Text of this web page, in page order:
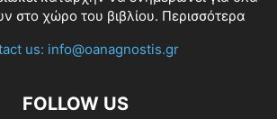
στο χώρο του βιβλίου. Περισσότερα
us: info@oanagnostis.gr
FOLLOW US